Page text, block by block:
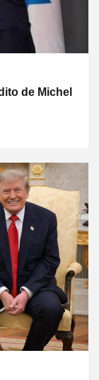
de Michel